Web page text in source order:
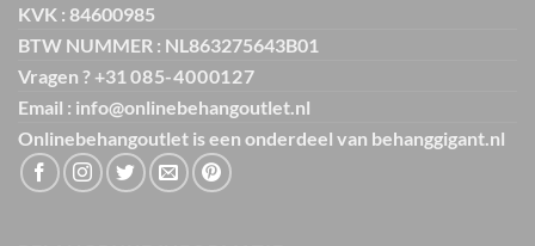
KVK : 84600985
BTW NUMMER : NL863275643B01
Vragen ? +31 085-4000127
Email : info@onlinebehangoutlet.nl
Onlinebehangoutlet is een onderdeel van behanggigant.nl